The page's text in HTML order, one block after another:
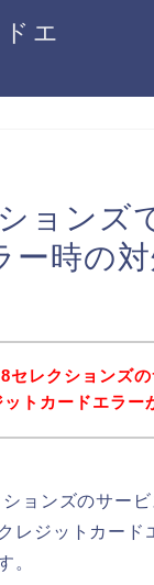
エ
ョンズ
ー時の対
セレクションズ
ットカードエラー
ョンズのサー
レジットカー
。